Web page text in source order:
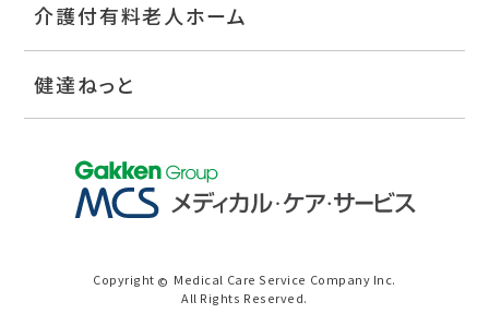
介護付有料老人ホーム
健達ねっと
Copyright © Medical Care Service Company Inc.
All Rights Reserved.